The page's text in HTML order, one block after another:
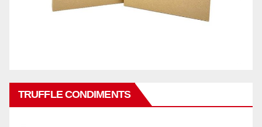
TRUFFLE CONDIMENTS